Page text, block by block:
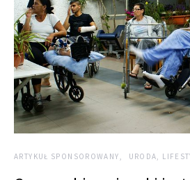
ARTYKUŁ SPONSOROWANY URODA,